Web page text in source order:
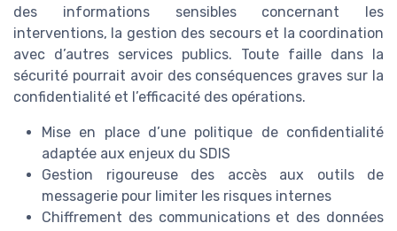
des informations sensibles concernant les
interventions, la gestion des secours et la coordination
avec d’autres services publics. Toute faille dans la
sécurité pourrait avoir des conséquences graves sur la
confidentialité et l’efficacité des opérations.
Mise en place d’une politique de confidentialité
adaptée aux enjeux du SDIS
Gestion rigoureuse des accès aux outils de
messagerie pour limiter les risques internes
Chiffrement des communications et des données